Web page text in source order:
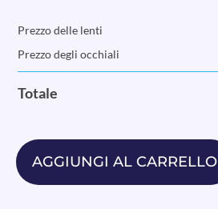
Prezzo delle lenti
Prezzo degli occhiali
Totale
AGGIUNGI AL CARRELLO